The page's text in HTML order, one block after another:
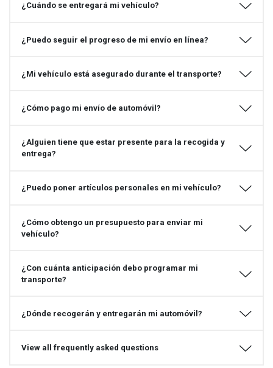
¿Cuándo se entregará mi vehículo?
¿Puedo seguir el progreso de mi envío en línea?
¿Mi vehículo está asegurado durante el transporte?
¿Cómo pago mi envío de automóvil?
¿Alguien tiene que estar presente para la recogida y
entrega?
¿Puedo poner artículos personales en mi vehículo?
¿Cómo obtengo un presupuesto para enviar mi
vehículo?
¿Con cuánta anticipación debo programar mi
transporte?
¿Dónde recogerán y entregarán mi automóvil?
View all frequently asked questions